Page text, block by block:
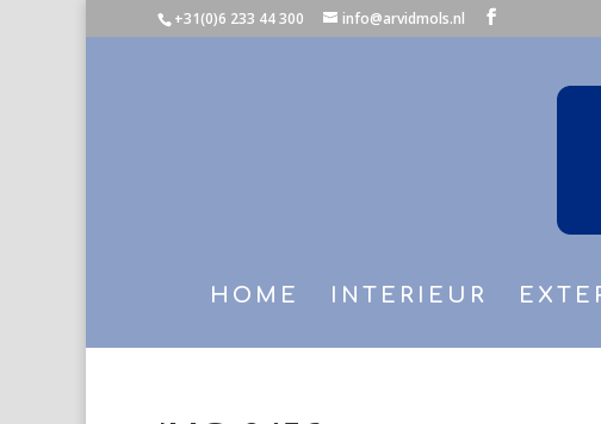
+31(0)6 233 44 300 info@arvidmols.nl
HOME INTERIEUR